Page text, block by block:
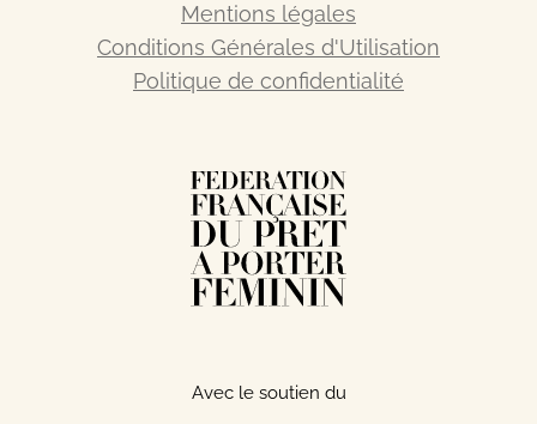
Mentions légales
Conditions Générales d'Utilisation
Politique de confidentialité
Avec le soutien du